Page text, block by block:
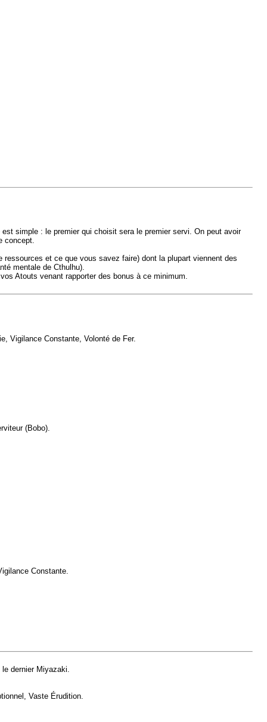
simple : le premier qui choisit sera le premier servi. On peut avoir
concept.
et ce que vous savez faire) dont la plupart viennent des
mentale de Cthulhu).
Atouts venant rapporter des bonus à ce minimum.
Vigilance Constante, Volonté de Fer.
(Bobo).
Constante.
dernier Miyazaki.
Vaste Érudition.